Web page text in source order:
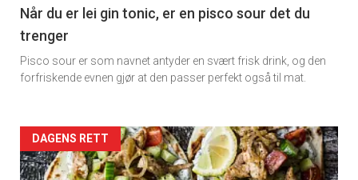
11
Dagens
rett
Når du er lei gin tonic, er en pisco sour det du
trenger
Pisco sour er som navnet antyder en svært frisk drink, og den
forfriskende evnen gjør at den passer perfekt også til mat.
Artikler
DAGENS RETT